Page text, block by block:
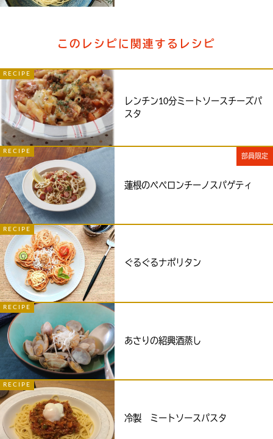
このレシピに関連するレシピ
RECIPE
レンチン10分ミートソースチーズパ
スタ
RECIPE
部員限定
蓮根のぺぺロンチーノスパゲティ
RECIPE
ぐるぐるナポリタン
RECIPE
あさりの紹興酒蒸し
RECIPE
冷製 ミートソースパスタ